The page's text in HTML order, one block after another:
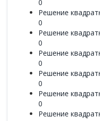
0
Решение
0
Решение
0
Решение
0
Решение
0
Решение
0
Решение